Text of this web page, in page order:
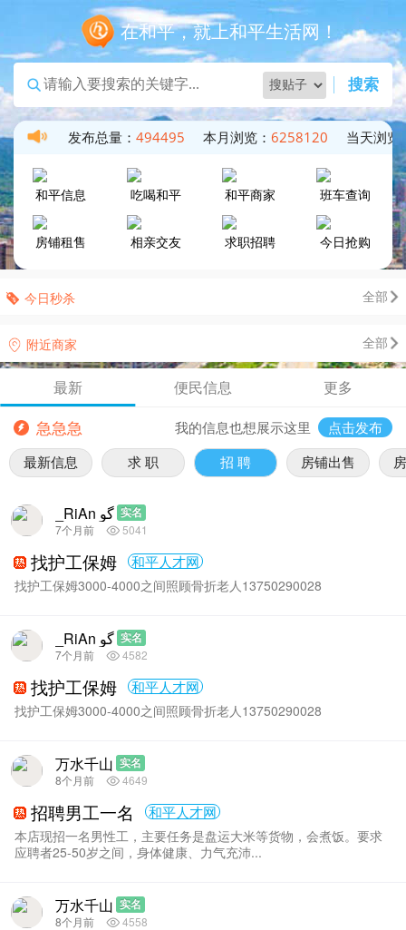
在和平，就上和平生活网！
搜索
发布总量： 494495 本月浏览： 6258120 当天浏览
和平信息 吃喝和平 和平商家 班车查询
房铺租售 相亲交友 求职招聘 今日抢购
今日秒杀 全部
附近商家 全部
最新 便民信息 更多
急急急 我的信息也想展示这里
点击发布
最新信息
求 职 招 聘 房铺出售
实名 _RiAn گو
7个月前 5041
找护工保姆 和平人才网
找护工保姆3000-4000之间照顾骨折老人13750290028
实名 _RiAn گو
7个月前 4582
找护工保姆 和平人才网
找护工保姆3000-4000之间照顾骨折老人13750290028
实名
万水千山
8个月前 4649
招聘男工一名 和平人才网
本店现招一名男性工，主要任务是盘运大米等货物，会煮饭。要求
应聘者25-50岁之间，身体健康、力气充沛...
实名
万水千山
8个月前 4558